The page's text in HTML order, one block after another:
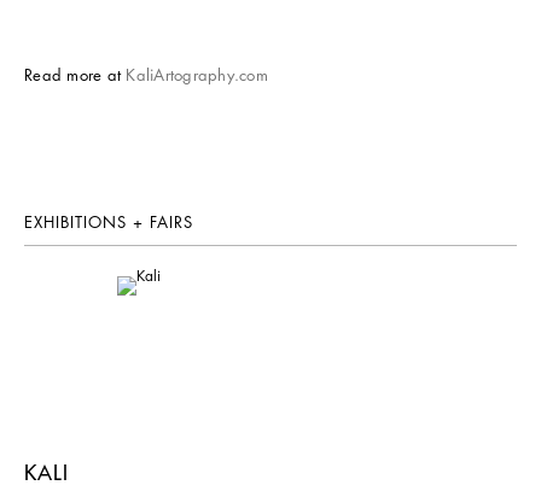
Read more at KaliArtography.com
EXHIBITIONS + FAIRS
KALI